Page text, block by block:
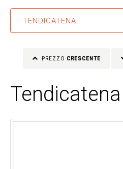
PREZZO CRESCENTE
Tendicatena